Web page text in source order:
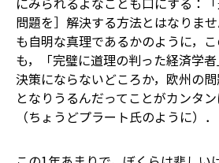
問題を］解決する方法とはなりま
も自明な真理であるかのように，こ
も，「完璧に道理の判った経済学
決策にならないどころか，欧州の
となりうるんだってことがカンタ
（ちょうどプラート氏のように）．